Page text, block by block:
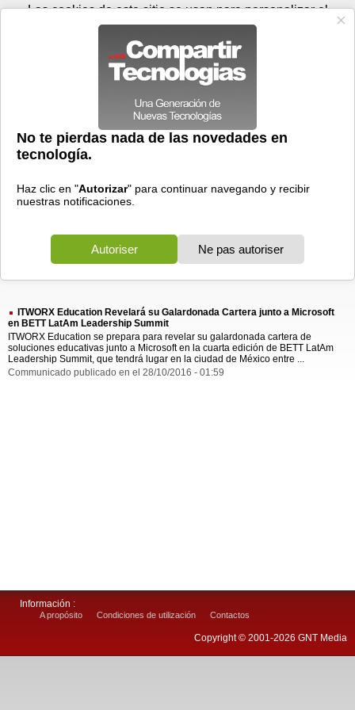
Prensa Videos
itworx
1 resultado Ordenar por fecha-Ordenar por pertinencia
ITWORX Education Revelará su Galardonada Cartera junto a Microsoft
en BETT LatAm Leadership Summit
ITWORX Education se prepara para revelar su galardonada cartera de
soluciones educativas junto a Microsoft en la cuarta edición de BETT LatAm
Leadership Summit, que tendrá lugar en la ciudad de México entre ...
Communicado publicado en el 28/10/2016 - 01:59
Viernes 07 de agosto - 01:38 Registrar Conectar
Información :
A propósito Condiciones de utilización Contactos
Copyright © 2001-2026 GNT Media
Las cookies de este sitio se usan para personalizar el
contenido y los anuncios, para ofrecer funciones de medios
sociales y para analizar el tráfico. Además, compartimos
información sobre el uso que haga del sitio web con nuestros
partners de medios sociales, de publicidad y de análisis
web.
OK